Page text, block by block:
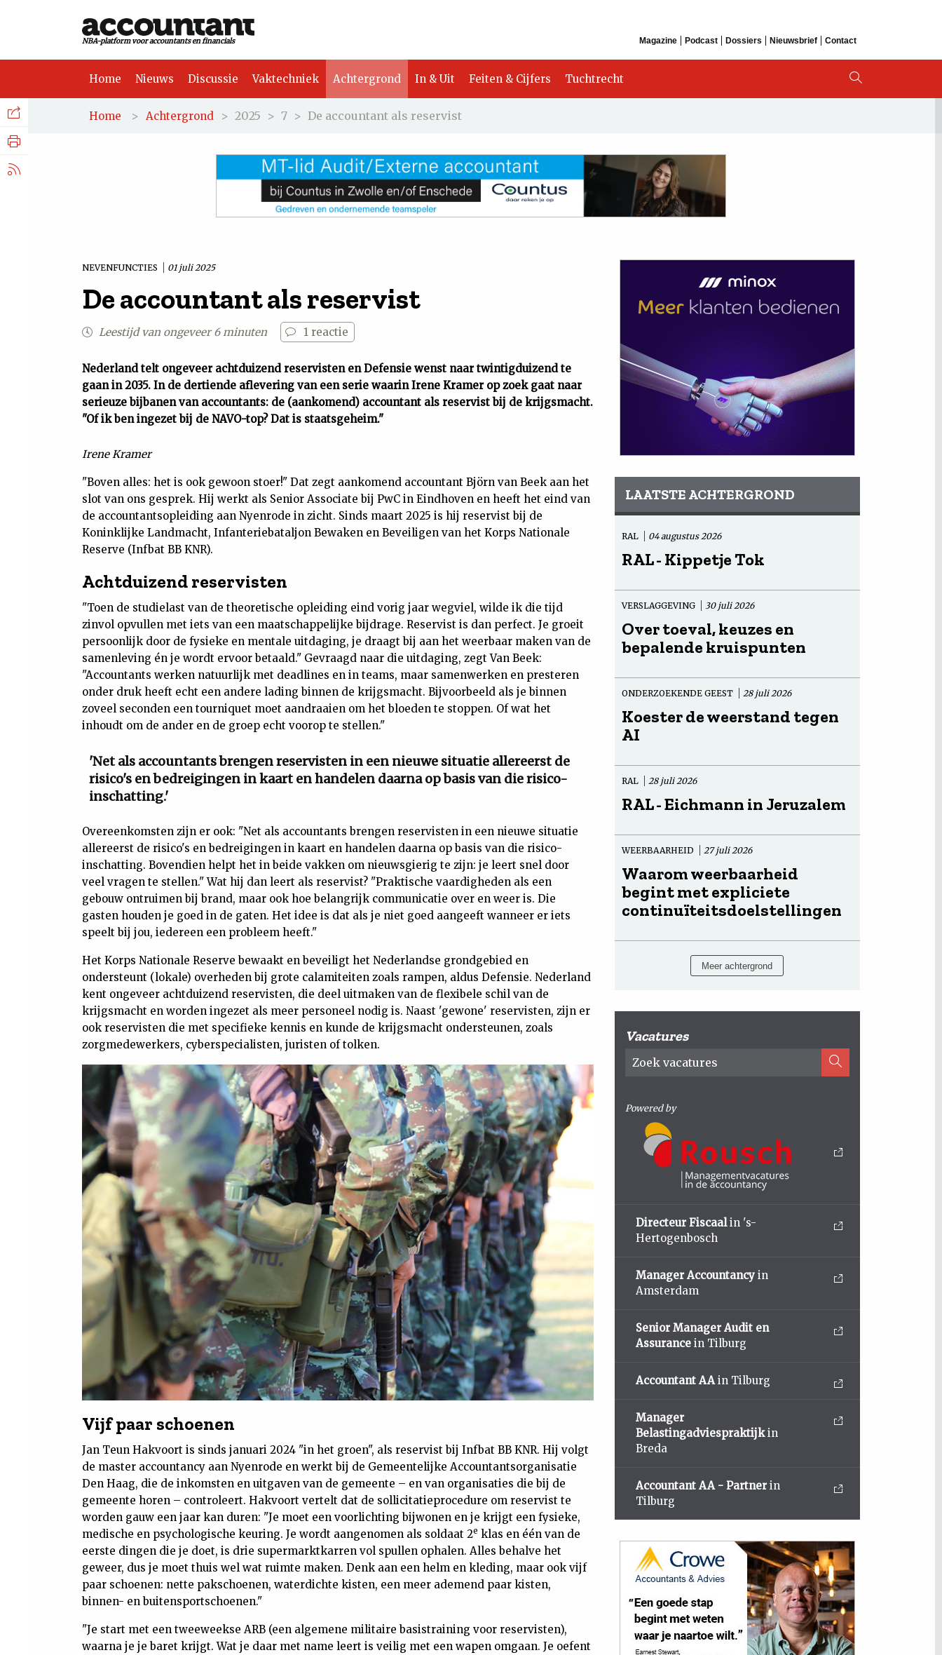
NBA-platform voor accountants en financials Magazine Podcast Dossiers Nieuwsbrief Contact
Home Nieuws Discussie Vaktechniek Achtergrond In & Uit Feiten & Cijfers Tuchtrecht
Home > Achtergrond > 2025 > 7 > De accountant als reservist
NEVENFUNCTIES 01 juli 2025
De accountant als reservist
Leestijd van ongeveer 6 minuten 1 reactie
Nederland telt ongeveer achtduizend reservisten en Defensie wenst naar twintigduizend te
gaan in 2035. In de dertiende aflevering van een serie waarin Irene Kramer op zoek gaat naar
serieuze bijbanen van accountants: de (aankomend) accountant als reservist bij de krijgsmacht.
"Of ik ben ingezet bij de NAVO-top? Dat is staatsgeheim."
Irene Kramer
"Boven alles: het is ook gewoon stoer!" Dat zegt aankomend accountant Björn van Beek aan het
slot van ons gesprek. Hij werkt als Senior Associate bij PwC in Eindhoven en heeft het eind van
de accountantsopleiding aan Nyenrode in zicht. Sinds maart 2025 is hij reservist bij de
Koninklijke Landmacht, Infanteriebataljon Bewaken en Beveiligen van het Korps Nationale
Reserve (Infbat BB KNR).
Achtduizend reservisten
"Toen de studielast van de theoretische opleiding eind vorig jaar wegviel, wilde ik die tijd
zinvol opvullen met iets van een maatschappelijke bijdrage. Reservist is dan perfect. Je groeit
persoonlijk door de fysieke en mentale uitdaging, je draagt bij aan het weerbaar maken van de
samenleving én je wordt ervoor betaald." Gevraagd naar die uitdaging, zegt Van Beek:
"Accountants werken natuurlijk met deadlines en in teams, maar samenwerken en presteren
onder druk heeft echt een andere lading binnen de krijgsmacht. Bijvoorbeeld als je binnen
zoveel seconden een tourniquet moet aandraaien om het bloeden te stoppen. Of wat het
inhoudt om de ander en de groep echt voorop te stellen."
'Net als accountants brengen reservisten in een nieuwe situatie allereerst de
risico's en bedreigingen in kaart en handelen daarna op basis van die risico-
inschatting.'
Overeenkomsten zijn er ook: "Net als accountants brengen reservisten in een nieuwe situatie
allereerst de risico's en bedreigingen in kaart en handelen daarna op basis van die risico-
inschatting. Bovendien helpt het in beide vakken om nieuwsgierig te zijn: je leert snel door
veel vragen te stellen." Wat hij dan leert als reservist? "Praktische vaardigheden als een
gebouw ontruimen bij brand, maar ook hoe belangrijk communicatie over en weer is. Die
gasten houden je goed in de gaten. Het idee is dat als je niet goed aangeeft wanneer er iets
speelt bij jou, iedereen een probleem heeft."
Het Korps Nationale Reserve bewaakt en beveiligt het Nederlandse grondgebied en
ondersteunt (lokale) overheden bij grote calamiteiten zoals rampen, aldus Defensie. Nederland
kent ongeveer achtduizend reservisten, die deel uitmaken van de flexibele schil van de
krijgsmacht en worden ingezet als meer personeel nodig is. Naast 'gewone' reservisten, zijn er
ook reservisten die met specifieke kennis en kunde de krijgsmacht ondersteunen, zoals
zorgmedewerkers, cyberspecialisten, juristen of tolken.
Vijf paar schoenen
Jan Teun Hakvoort is sinds januari 2024 "in het groen", als reservist bij Infbat BB KNR. Hij volgt
de master accountancy aan Nyenrode en werkt bij de Gemeentelijke Accountantsorganisatie
Den Haag, die de inkomsten en uitgaven van de gemeente – en van organisaties die bij de
gemeente horen – controleert. Hakvoort vertelt dat de sollicitatieprocedure om reservist te
worden gauw een jaar kan duren: "Je moet een voorlichting bijwonen en je krijgt een fysieke,
medische en psychologische keuring. Je wordt aangenomen als soldaat 2e klas en één van de
eerste dingen die je doet, is drie supermarktkarren vol spullen ophalen. Alles behalve het
geweer, dus je moet thuis wel wat ruimte maken. Denk aan een helm en kleding, maar ook vijf
paar schoenen: nette pakschoenen, waterdichte kisten, een meer ademend paar kisten,
binnen- en buitensportschoenen."
"Je start met een tweeweekse ARB (een algemene militaire basistraining voor reservisten),
waarna je je baret krijgt. Wat je daar met name leert is veilig met een wapen omgaan. Je oefent
LAATSTE ACHTERGROND
RAL 04 augustus 2026
RAL - Kippetje Tok
VERSLAGGEVING 30 juli 2026
Over toeval, keuzes en
bepalende kruispunten
ONDERZOEKENDE GEEST 28 juli 2026
Koester de weerstand tegen
AI
RAL 28 juli 2026
RAL - Eichmann in Jeruzalem
WEERBAARHEID 27 juli 2026
Waarom weerbaarheid
begint met expliciete
continuïteitsdoelstellingen
Meer achtergrond
Vacatures
Powered by
Directeur Fiscaalin 's-
Hertogenbosch
Manager Accountancy in
Amsterdam
Senior Manager Audit en
Assurance in Tilburg
Accountant AAin Tilburg
Manager
Belastingadviespraktijkin
Breda
Accountant AA - Partner in
Tilburg
Facebook
Nieuws